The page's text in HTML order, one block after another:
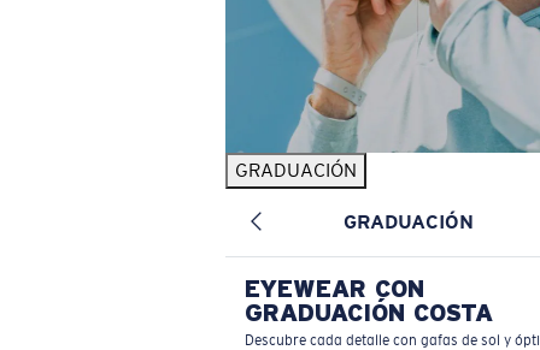
GRADUACIÓN
GRADUACIÓN
EYEWEAR CON
GRADUACIÓN COSTA
Descubre cada detalle con gafas de sol y